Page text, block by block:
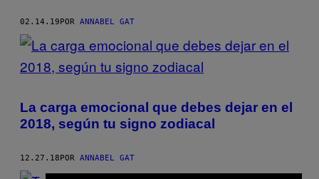
02.14.19POR ANNABEL GAT
La carga emocional que debes dejar en el
2018, según tu signo zodiacal
12.27.18POR ANNABEL GAT